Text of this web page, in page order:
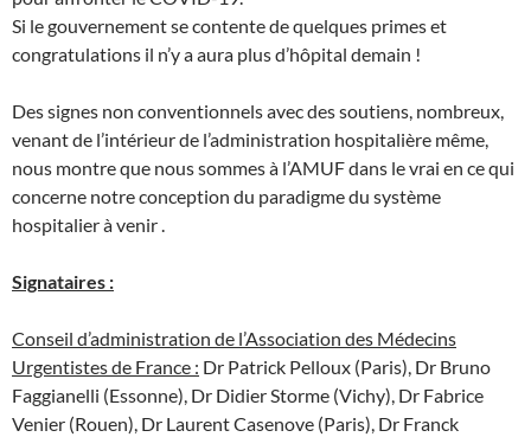
Si le gouvernement se contente de quelques primes et
congratulations il n’y a aura plus d’hôpital demain !
Des signes non conventionnels avec des soutiens, nombreux,
venant de l’intérieur de l’administration hospitalière même,
nous montre que nous sommes à l’AMUF dans le vrai en ce qui
concerne notre conception du paradigme du système
hospitalier à venir .
Signataires :
Conseil d’administration de l’Association des Médecins
Urgentistes de France : Dr Patrick Pelloux (Paris), Dr Bruno
Faggianelli (Essonne), Dr Didier Storme (Vichy), Dr Fabrice
Venier (Rouen), Dr Laurent Casenove (Paris), Dr Franck